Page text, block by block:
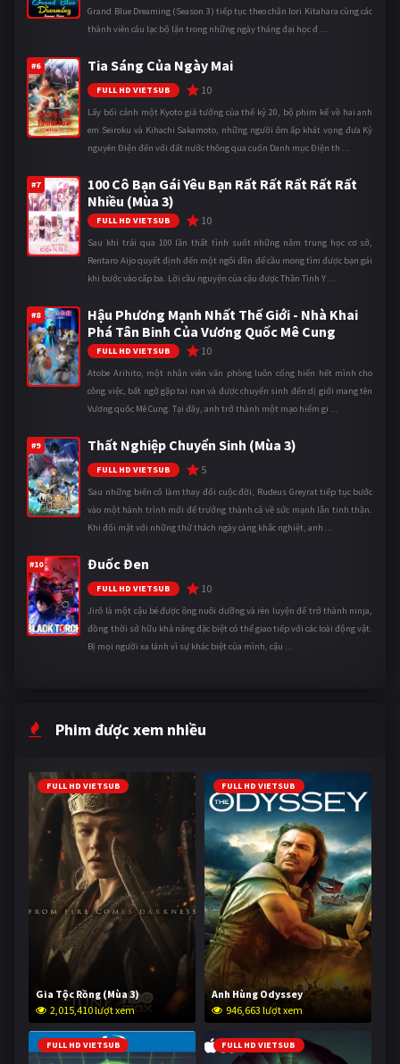
Grand Blue Dreaming (Season 3) tiếp tục theo chân Iori Kitahara cùng các
thành viên câu lạc bộ lặn trong những ngày tháng đại học đ ...
#6 Tia Sáng Của Ngày Mai
FULL HD VIETSUB 10
Lấy bối cảnh một Kyoto giả tưởng của thế kỷ 20, bộ phim kể về hai anh
em Seiroku và Kihachi Sakamoto, những người ôm ấp khát vọng đưa Kỷ
nguyên Điện đến với đất nước thông qua cuốn Danh mục Điện th ...
#7
100 Cô Bạn Gái Yêu Bạn Rất Rất Rất Rất Rất
Nhiều (Mùa 3)
FULL HD VIETSUB 10
Sau khi trải qua 100 lần thất tình suốt những năm trung học cơ sở,
Rentaro Aijo quyết định đến một ngôi đền để cầu mong tìm được bạn gái
khi bước vào cấp ba. Lời cầu nguyện của cậu được Thần Tình Y ...
#8
Hậu Phương Mạnh Nhất Thế Giới - Nhà Khai
Phá Tân Binh Của Vương Quốc Mê Cung
FULL HD VIETSUB 10
Atobe Arihito, một nhân viên văn phòng luôn cống hiến hết mình cho
công việc, bất ngờ gặp tai nạn và được chuyển sinh đến dị giới mang tên
Vương quốc Mê Cung. Tại đây, anh trở thành một mạo hiểm gi ...
#9 Thất Nghiệp Chuyển Sinh (Mùa 3)
FULL HD VIETSUB 5
Sau những biến cố làm thay đổi cuộc đời, Rudeus Greyrat tiếp tục bước
vào một hành trình mới để trưởng thành cả về sức mạnh lẫn tinh thần.
Khi đối mặt với những thử thách ngày càng khắc nghiệt, anh ...
#10 Đuốc Đen
FULL HD VIETSUB 10
Jirô là một cậu bé được ông nuôi dưỡng và rèn luyện để trở thành ninja,
đồng thời sở hữu khả năng đặc biệt có thể giao tiếp với các loài động vật.
Bị mọi người xa lánh vì sự khác biệt của mình, cậu ...
Phim được xem nhiều
FULL HD VIETSUB
Gia Tộc Rồng (Mùa 3)
2,015,410 lượt xem
FULL HD VIETSUB
Anh Hùng Odyssey
946,663 lượt xem
FULL HD VIETSUB FULL HD VIETSUB